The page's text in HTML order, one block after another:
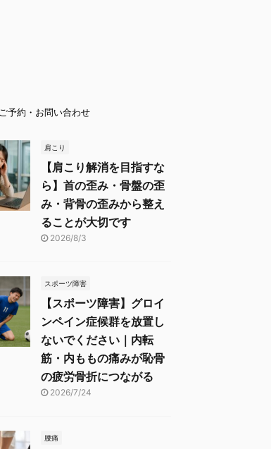
ご予約・お問い合わせ
肩こり
【肩こり解消を目指すな
ら】首の歪み・骨盤の歪
み・背骨の歪みから整え
ることが大切です
2026/8/3
スポーツ障害
【スポーツ障害】グロイ
ンペイン症候群を放置し
ないでください｜内転
筋・内ももの痛みが恥骨
の疲労骨折につながる
2026/7/24
腰痛